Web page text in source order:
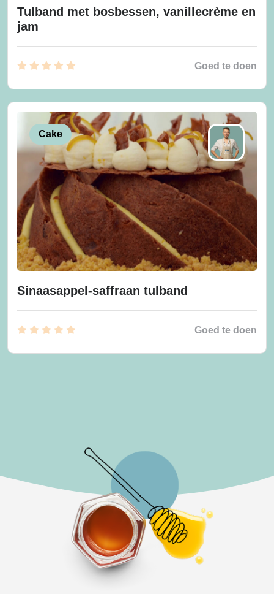
Tulband met bosbessen, vanillecrème en
jam
Goed te doen
Cake
Sinaasappel-saffraan tulband
Goed te doen